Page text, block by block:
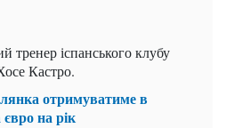
тренер іспанського клубу
Кастро.
отримуватиме в
на рік